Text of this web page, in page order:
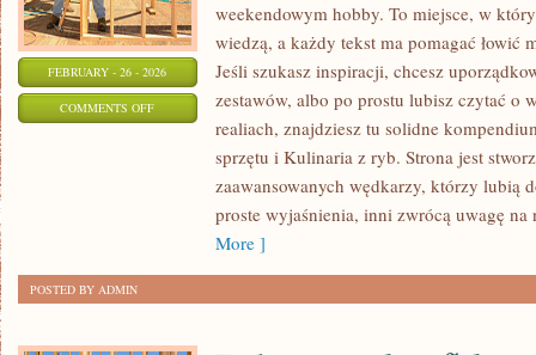
FEBRUARY - 26 - 2026
COMMENTS OFFON
weekendowym hobby. To miejsce, w
wiedzą, a każdy tekst ma pomagać łowić
Jeśli szukasz inspiracji, chcesz
zestawów, albo po prostu lubisz czytać o
realiach, znajdziesz tu solidne
sprzętu i Kulinaria z ryb. Strona jest
zaawansowanych wędkarzy, którzy lubią
proste wyjaśnienia, inni zwrócą uwagę
More ]
POSTED BY ADMIN